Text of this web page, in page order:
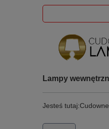
Lampy
Jesteś tutaj: